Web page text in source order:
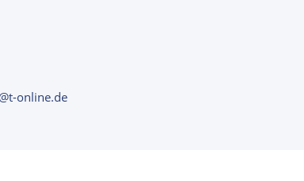
online.de